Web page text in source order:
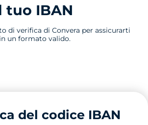
tuo IBAN
di verifica di Convera per assicurarti
un formato valido.
del codice IBAN